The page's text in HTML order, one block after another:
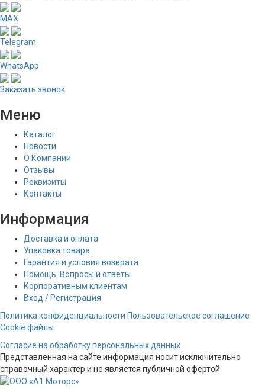
MAX
Telegram
WhatsApp
Заказать звонок
Меню
Каталог
Новости
О Компании
Отзывы
Реквизиты
Контакты
Информация
Доставка и оплата
Упаковка товара
Гарантия и условия возврата
Помощь. Вопросы и ответы
Корпоративным клиентам
Вход / Регистрация
Политика конфиденциальности Пользовательское соглашение
Cookie файлы
Согласие на обработку персональных данных
Представленная на сайте информация носит исключительно
справочный характер и не является публичной офертой.